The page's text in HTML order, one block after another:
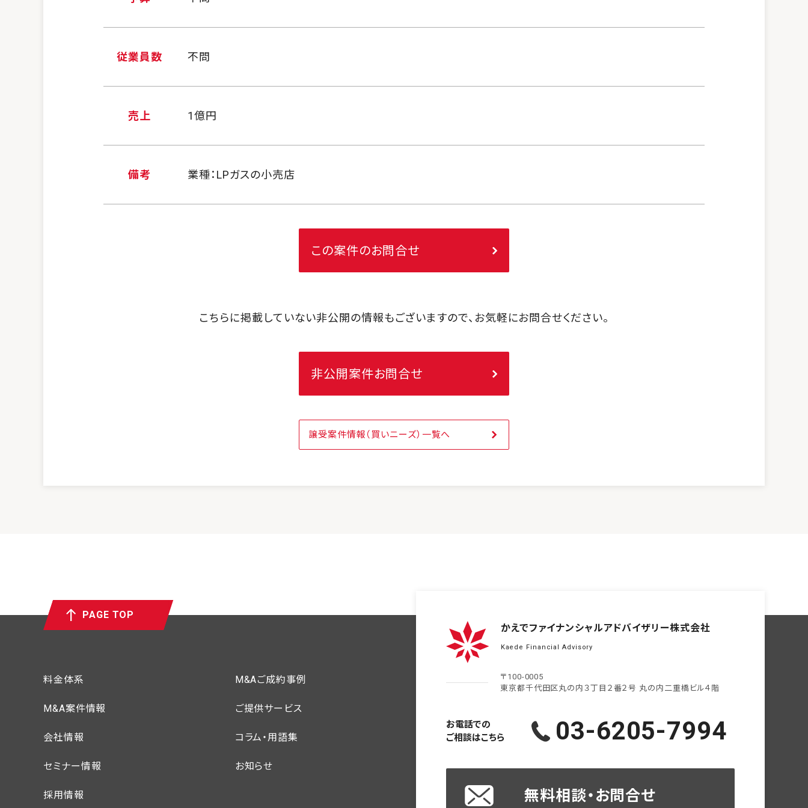
従業員数 不問
売上 1億円
備考 業種：LPガスの小売店
この案件のお問合せ
こちらに掲載していない非公開の情報もございますので、お気軽にお問合せください。
非公開案件お問合せ
譲受案件情報（買いニーズ）一覧へ
PAGE TOP
料金体系 M&Aご成約事例
M&A案件情報 ご提供サービス
会社情報 コラム・用語集
セミナー情報 お知らせ
採用情報
かえでファイナンシャルアドバイザリー株式会社
Kaede Financial Advisory
〒100-0005
東京都千代田区丸の内３丁目２番２号 丸の内二重橋ビル４階
お電話での
ご相談はこちら
03-6205-7994
無料相談・お問合せ